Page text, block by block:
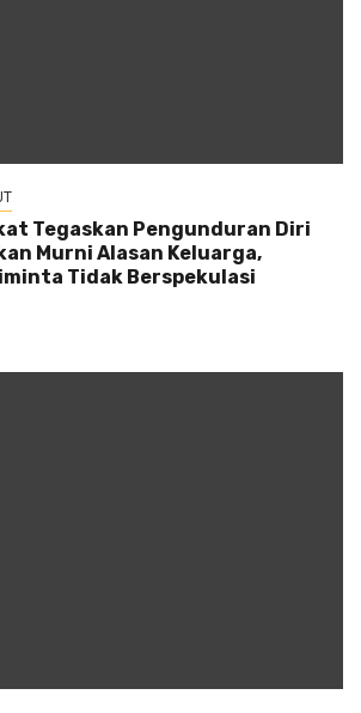
Tegaskan Pengunduran Diri
Murni Alasan Keluarga,
Tidak Berspekulasi